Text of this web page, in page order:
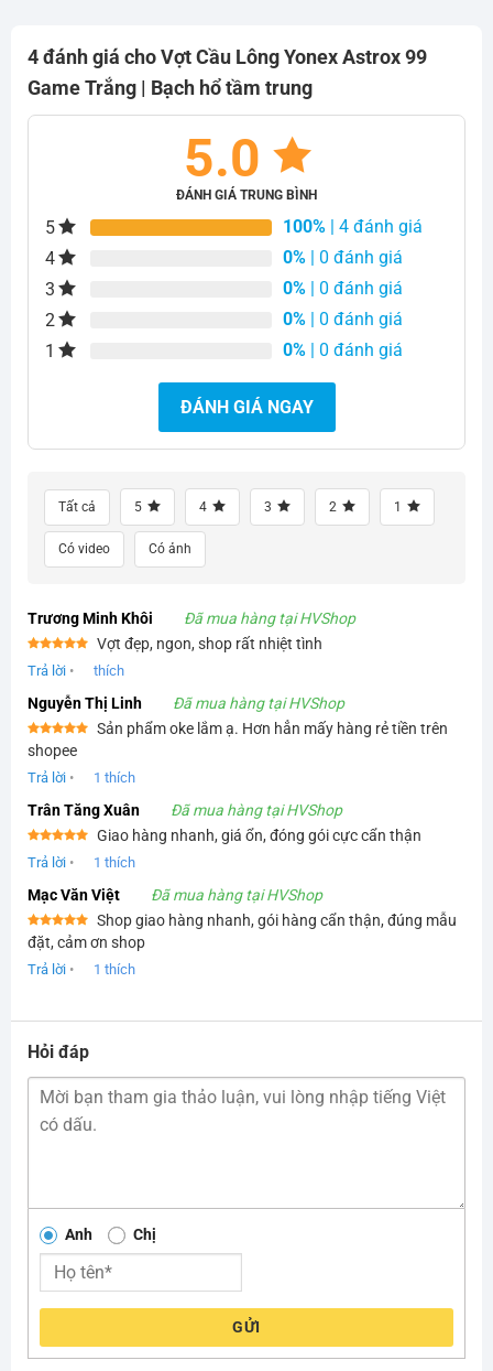
4 đánh giá choVợt Cầu Lông Yonex Astrox 99
Game Trắng | Bạch hổ tầm trung
5.0
ĐÁNH GIÁ TRUNG BÌNH
5 100% | 4 đánh giá
4
0% | 0 đánh giá
3
0% | 0 đánh giá
2
0% | 0 đánh giá
1
0% | 0 đánh giá
ĐÁNH GIÁ NGAY
Tất cả 5 4 3 2 1
Có video Có ảnh
Trương Minh Khôi Đã mua hàng tại HVShop
Được xếp
hạng55
Vợt đẹp, ngon, shop rất nhiệt tình
Trả lời • thích
Nguyễn Thị Linh Đã mua hàng tại HVShop
Được xếp
hạng55
sao
Sản phẩm oke lắm ạ. Hơn hẳn mấy hàng rẻ tiền trên
shopee
Trả lời • 1 thích
Trân Tăng Xuân Đã mua hàng tại HVShop
Được xếp
hạng55
Giao hàng nhanh, giá ổn, đóng gói cực cẩn thận
Trả lời • 1 thích
Mạc Văn Việt Đã mua hàng tại HVShop
Được xếp
hạng55
sao
Shop giao hàng nhanh, gói hàng cẩn thận, đúng mẫu
đặt, cảm ơn shop
Trả lời • 1 thích
Hỏi đáp
Anh Chị
GỬI